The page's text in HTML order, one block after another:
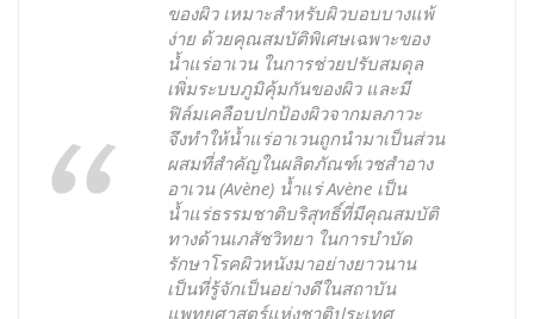
ของผิว เหมาะสำหรับผิวบอบบางแพ้
ง่าย ด้วยคุณสมบัติพิเศษเฉพาะของ
น้ำแร่อาเวน ในการช่วยปรับสมดุล
เพิ่มระบบภูมิคุ้มกันของผิว และมี
ฟิล์มเคลือบปกป้องผิวจากมลภาวะ
จึงทำให้น้ำแร่อาเวนถูกนำมาเป็นส่วน
ผสมที่สำคัญในผลิตภัณฑ์เวชสำอาง
อาเวน (Avène) น้ำแร่ Avène เป็น
น้ำแร่ธรรมชาติบริสุทธิ์ที่มีคุณสมบัติ
ทางด้านเภสัชวิทยา ในการบำบัด
รักษาโรคผิวหนังมาอย่างยาวนาน
เป็นที่รู้จักเป็นอย่างดีในสถาบัน
แพทยศาสตร์แห่งชาติประเทศ